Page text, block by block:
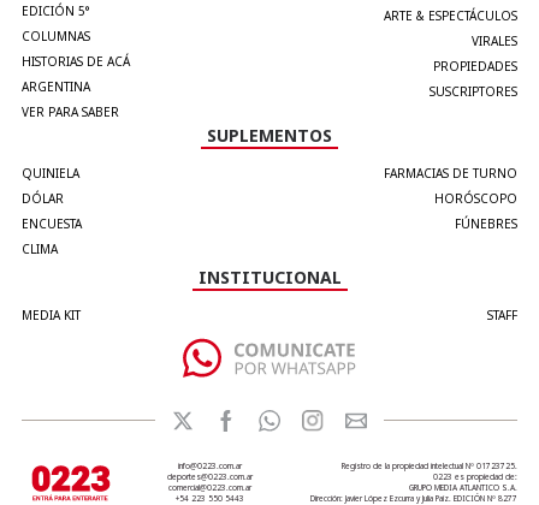
EDICIÓN 5°
COLUMNAS
HISTORIAS DE ACÁ
ARGENTINA
VER PARA SABER
ARTE & ESPECTÁCULOS
VIRALES
PROPIEDADES
SUSCRIPTORES
SUPLEMENTOS
QUINIELA
DÓLAR
ENCUESTA
CLIMA
FARMACIAS DE TURNO
HORÓSCOPO
FÚNEBRES
INSTITUCIONAL
MEDIA KIT STAFF
info@0223.com.ar
deportes@0223.com.ar
comercial@0223.com.ar
+54 223 550 5443
Registro de la propiedad intelectual Nº 01723725.
0223 es propiedad de:
GRUPO MEDIA ATLANTICO S.A.
Dirección: Javier López Ezcurra y Julia Paiz. EDICIÓN Nº 8277